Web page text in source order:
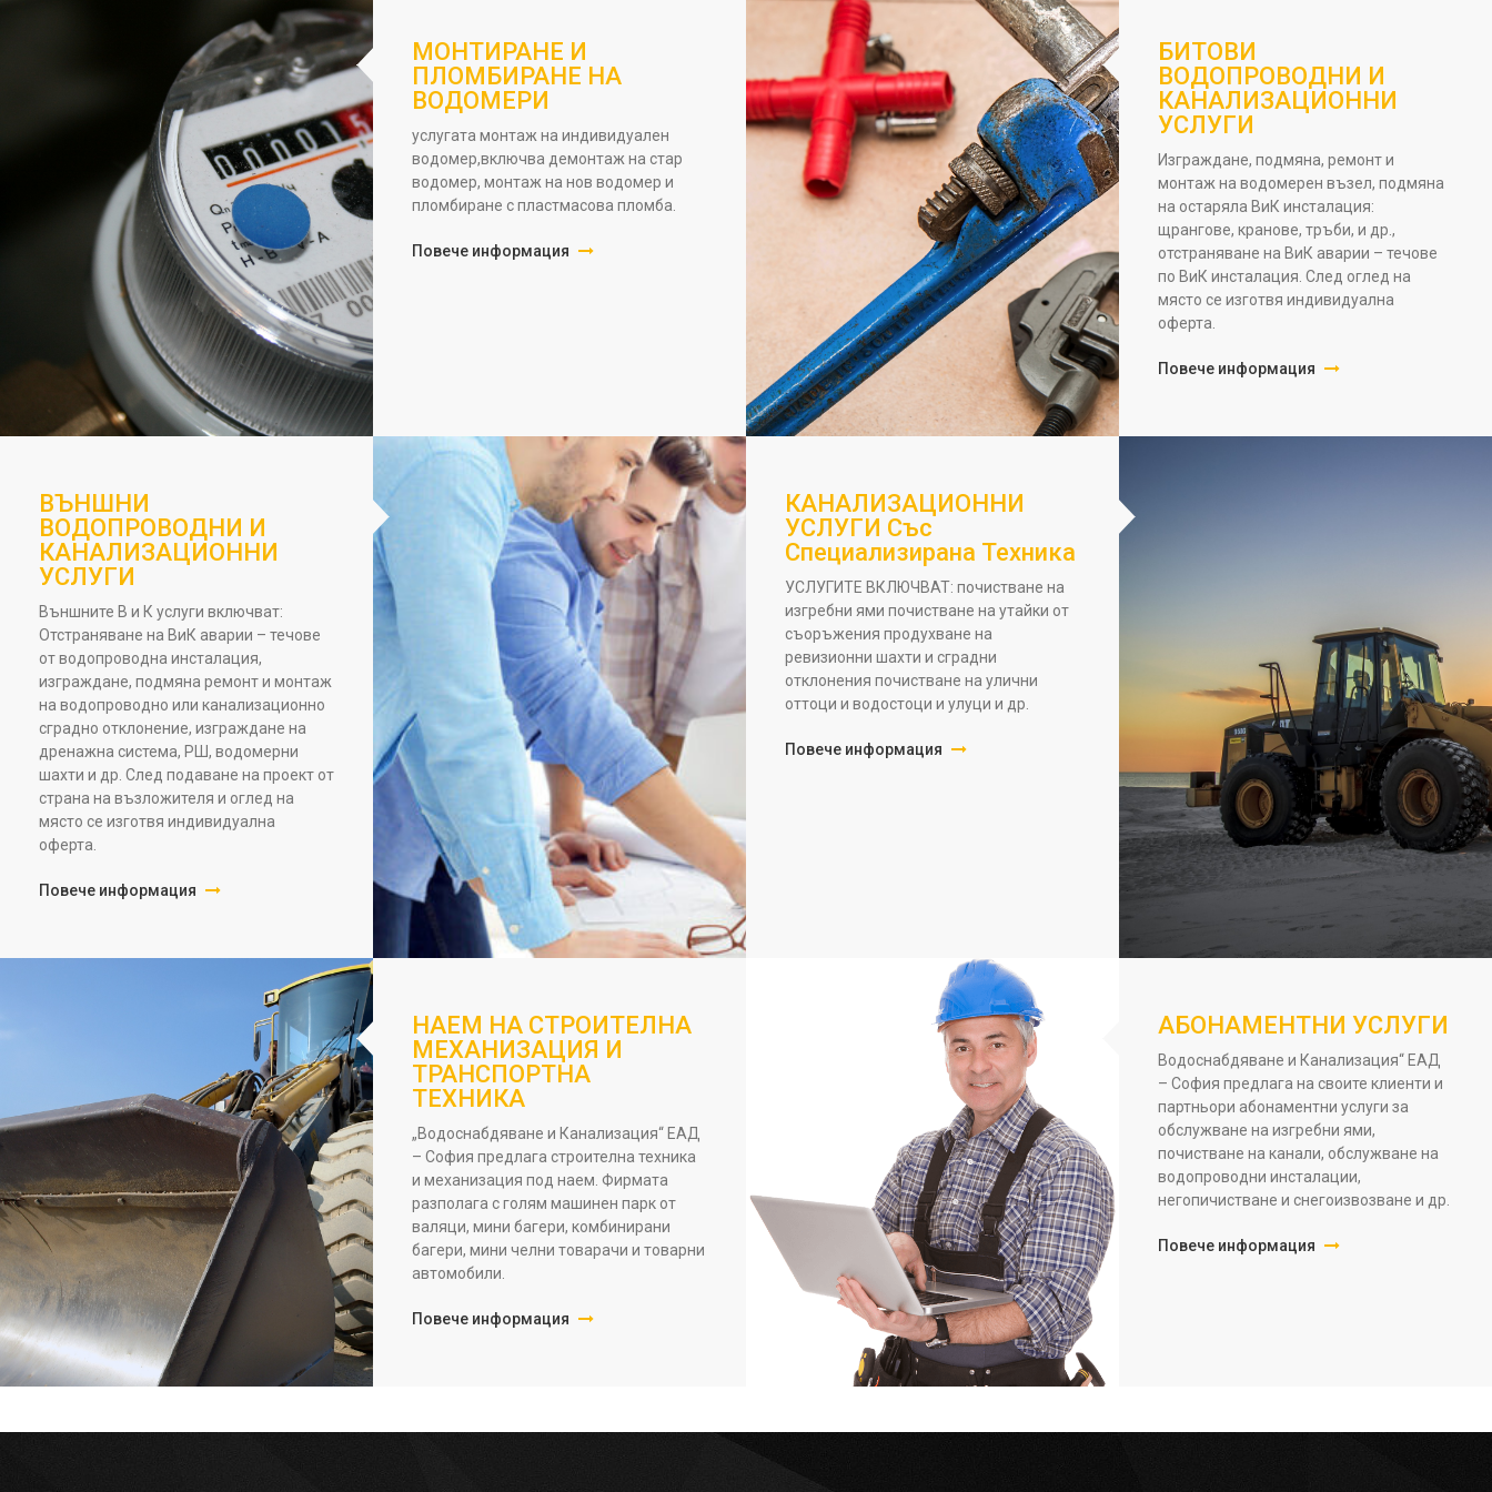
МОНТИРАНЕ И
ПЛОМБИРАНЕ НА
ВОДОМЕРИ
услугата монтаж на индивидуален
водомер,включва демонтаж на стар
водомер, монтаж на нов водомер и
пломбиране с пластмасова пломба.
Повече информация
БИТОВИ
ВОДОПРОВОДНИ И
КАНАЛИЗАЦИОННИ
УСЛУГИ
Изграждане, подмяна, ремонт и
монтаж на водомерен възел, подмяна
на остаряла ВиК инсталация:
щрангове, кранове, тръби, и др.,
отстраняване на ВиК аварии – течове
по ВиК инсталация. След оглед на
място се изготвя индивидуална
оферта.
Повече информация
ВЪНШНИ
ВОДОПРОВОДНИ И
КАНАЛИЗАЦИОННИ
УСЛУГИ
Външните В и К услуги включват:
Отстраняване на ВиК аварии – течове
от водопроводна инсталация,
изграждане, подмяна ремонт и монтаж
на водопроводно или канализационно
сградно отклонение, изграждане на
дренажна система, РШ, водомерни
шахти и др. След подаване на проект от
страна на възложителя и оглед на
място се изготвя индивидуална
оферта.
Повече информация
КАНАЛИЗАЦИОННИ
УСЛУГИ Със
Специализирана Техника
УСЛУГИТЕ ВКЛЮЧВАТ: почистване на
изгребни ями почистване на утайки от
съоръжения продухване на
ревизионни шахти и сградни
отклонения почистване на улични
оттоци и водостоци и улуци и др.
Повече информация
НАЕМ НА СТРОИТЕЛНА
МЕХАНИЗАЦИЯ И
ТРАНСПОРТНА
ТЕХНИКА
„Водоснабдяване и Канализация“ ЕАД
– София предлага строителна техника
и механизация под наем. Фирмата
разполага с голям машинен парк от
валяци, мини багери, комбинирани
багери, мини челни товарачи и товарни
автомобили.
Повече информация
АБОНАМЕНТНИ УСЛУГИ
Водоснабдяване и Канализация“ ЕАД
– София предлага на своите клиенти и
партньори абонаментни услуги за
обслужване на изгребни ями,
почистване на канали, обслужване на
водопроводни инсталации,
негопичистване и снегоизвозване и др.
Повече информация